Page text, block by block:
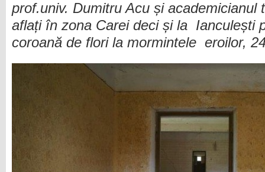
prof.univ. Dumitru Acu și
aflați în zona Carei deci și la Ianculești
coroană de flori la mormintele eroilor,